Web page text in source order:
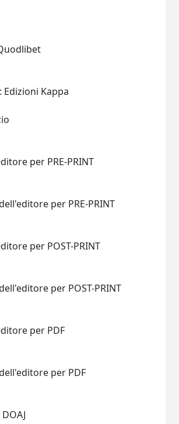
per PRE-PRINT
per PRE-PRINT
per POST-PRINT
per POST-PRINT
per PDF
per PDF